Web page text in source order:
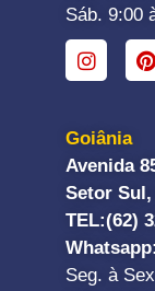
Sáb. 9:00
Goiânia
Avenida
Setor
TEL:(62)
Whatsapp
Seg. à